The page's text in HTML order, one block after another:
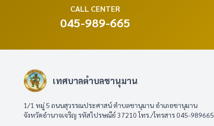
CALL CENTER
045-989-665
เทศบาลตำบลชานุมาน
1/1 หมู่ 5 ถนนสุวรรณประศาสน์ ตำบลชานุมาน อำเภอชานุมาน
จังหวัดอำนาจเจริญ รหัสไปรษณีย์ 37210 โทร./โทรสาร 045-989665